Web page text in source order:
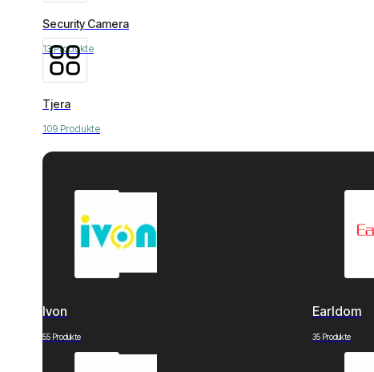
Security Camera
13 Produkte
Tjera
109 Produkte
Ivon
55 Produkte
Earldom
35 Produkte